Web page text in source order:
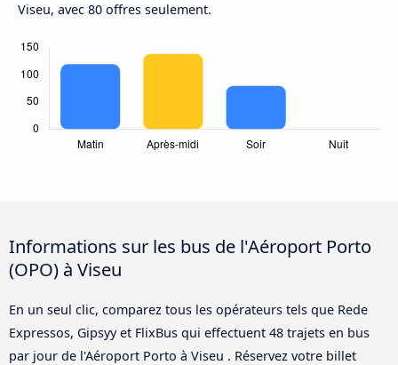
Viseu, avec 80 offres seulement.
Informations sur les bus de l'Aéroport Porto
(OPO) à Viseu
En un seul clic, comparez tous les opérateurs tels que Rede
Expressos, Gipsyy et FlixBus qui effectuent 48 trajets en bus
par jour de l'Aéroport Porto à Viseu . Réservez votre billet